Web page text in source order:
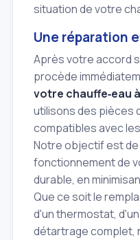
situation de votre
Une réparation
Après votre accord
procède
votre chauffe‑eau
utilisons des pièces
compatibles avec
Notre objectif est
fonctionnement de
durable, en
Que ce soit le
d'un thermostat,
détartrage complet,